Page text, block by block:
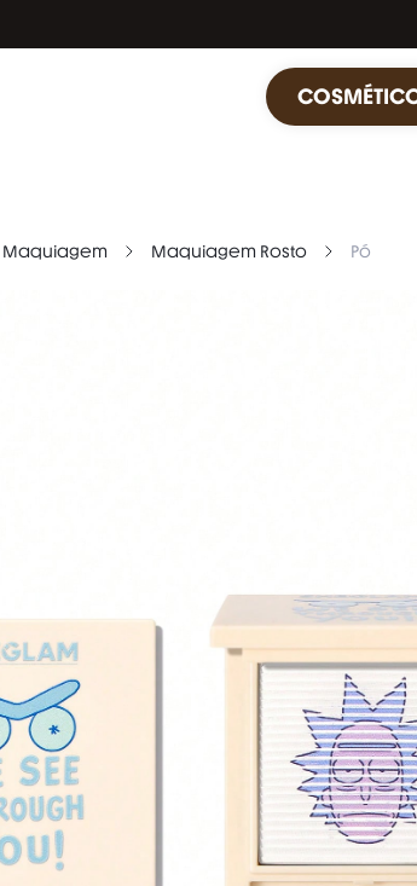
Maquiagem Maquiagem Rosto Pó